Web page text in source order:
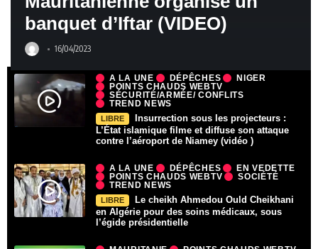
banquet d’Iftar (VIDEO)
16/04/2023
A LA UNE DÉPÊCHES
NIGER
POINTS CHAUDS WEBTV
SÉCURITÉ/ARMÉE/ CONFLITS
TREND NEWS
LIBRE
Insurrection sous les projecteurs :
L’État islamique filme et diffuse son attaque
contre l’aéroport de Niamey (vidéo )
A LA UNE DÉPÊCHES
EN VEDETTE
POINTS CHAUDS WEBTV
SOCIÉTÉ
TREND NEWS
LIBRE
Le cheikh Ahmedou Ould Cheikhani
en Algérie pour des soins médicaux, sous
l’égide présidentielle